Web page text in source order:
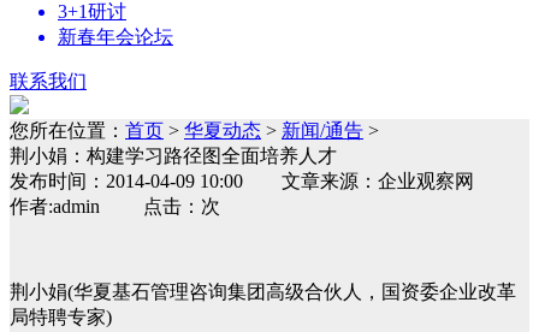
3+1研讨
新春年会论坛
联系我们
您所在位置： 首页 > 华夏动态 > 新闻/通告 >
荆小娟：构建学习路径图全面培养人才
发布时间：2014-04-09 10:00 文章来源：企业观察网
作者:admin 点击：次
荆小娟(华夏基石管理咨询集团高级合伙人，国资委企业改革
局特聘专家)